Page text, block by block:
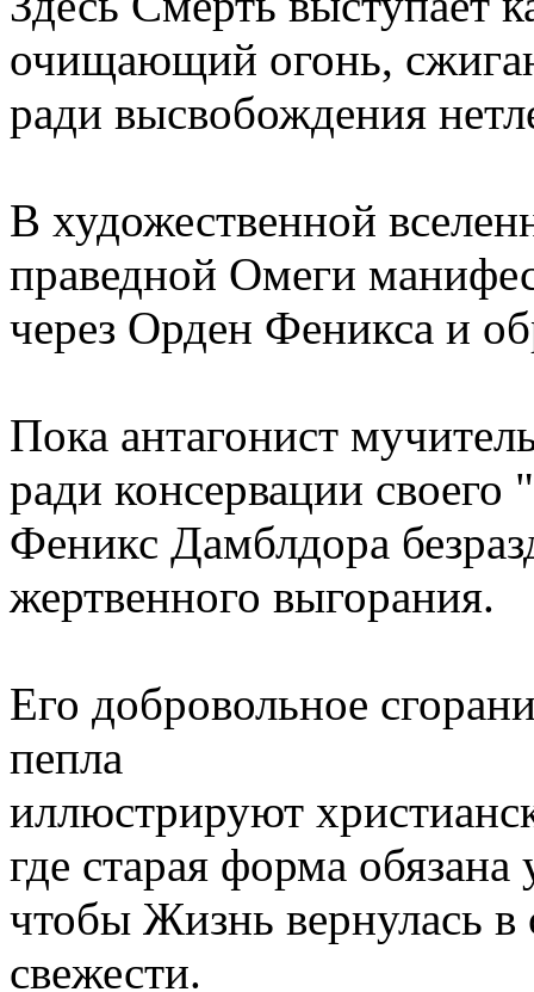
очищающий огонь,
ради высвобождения
В художественной
праведной Омеги
через Орден Феникса и
Пока антагонист
ради консервации своего
Феникс Дамблдора
жертвенного выгорания.
Его добровольное
пепла
иллюстрируют
где старая форма обязана
чтобы Жизнь вернулась
свежести.